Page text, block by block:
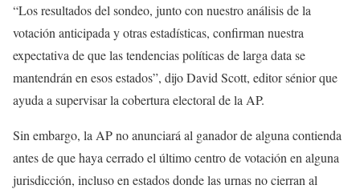
“Los resultados del sondeo, junto con nuestro análisis de la
votación anticipada y otras estadísticas, confirman nuestra
expectativa de que las tendencias políticas de larga data se
mantendrán en esos estados”, dijo David Scott, editor sénior que
ayuda a supervisar la cobertura electoral de la AP.
Sin embargo, la AP no anunciará al ganador de alguna contienda
antes de que haya cerrado el último centro de votación en alguna
jurisdicción, incluso en estados donde las urnas no cierran al